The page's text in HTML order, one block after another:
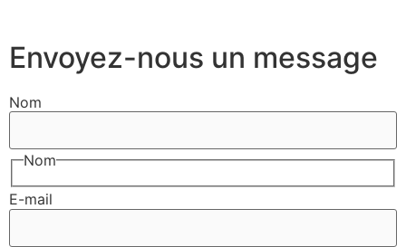
Envoyez-nous un message
Nom
Nom
E-mail